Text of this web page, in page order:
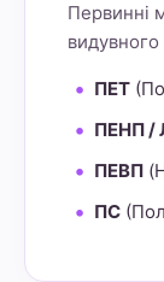
Первинні
ПЕТ
ПЕНП /
ПЕВП
ПС